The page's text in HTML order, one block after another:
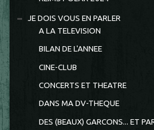
JE DOIS VOUS EN PARLER
A LA TELEVISION
BILAN DE L'ANNEE
CINE-CLUB
CONCERTS ET THEATRE
DANS MA DV-THEQUE
DES (BEAUX) GARCONS... ET